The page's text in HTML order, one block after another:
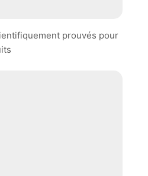
prouvés pour